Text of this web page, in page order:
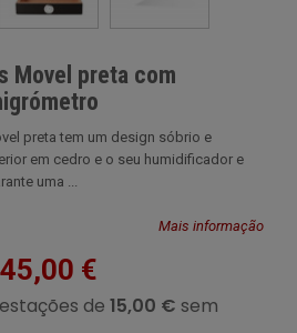
Movel preta com
preta tem um design sóbrio e
em cedro e o seu humidificador e
uma ...
Mais informação
45,00 €